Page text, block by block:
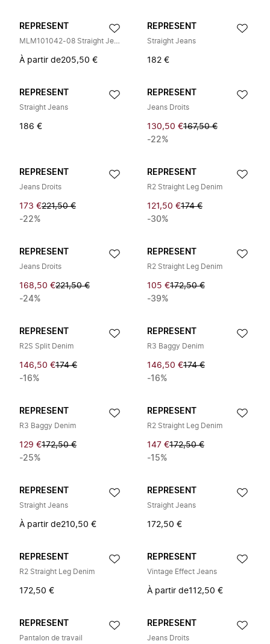
REPRESENT
MLM101042-08 Straight Jeans
À partir de205,50 €
REPRESENT
Straight Jeans
182 €
REPRESENT
Straight Jeans
186 €
REPRESENT
Jeans Droits
130,50 €167,50 €
-22%
REPRESENT
Jeans Droits
173 €221,50 €
-22%
REPRESENT
R2 Straight Leg Denim
121,50 €174 €
-30%
REPRESENT
Jeans Droits
168,50 €221,50 €
-24%
REPRESENT
R2 Straight Leg Denim
105 €172,50 €
-39%
REPRESENT
R2S Split Denim
146,50 €174 €
-16%
REPRESENT
R3 Baggy Denim
146,50 €174 €
-16%
REPRESENT
R3 Baggy Denim
129 €172,50 €
-25%
REPRESENT
R2 Straight Leg Denim
147 €172,50 €
-15%
REPRESENT
Straight Jeans
À partir de210,50 €
REPRESENT
Straight Jeans
172,50 €
REPRESENT
R2 Straight Leg Denim
172,50 €
REPRESENT
Vintage Effect Jeans
À partir de112,50 €
REPRESENT
Pantalon de travail
REPRESENT
Jeans Droits